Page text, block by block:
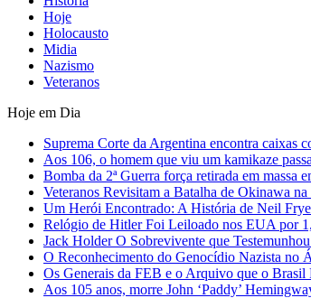
Hoje
Holocausto
Midia
Nazismo
Veteranos
Hoje em Dia
Suprema Corte da Argentina encontra caixas
Aos 106, o homem que viu um kamikaze
Bomba da 2ª Guerra força retirada em massa
Veteranos Revisitam a Batalha de Okinawa
Um Herói Encontrado: A História de Neil
Relógio de Hitler Foi Leiloado nos EUA por
Jack Holder O Sobrevivente que
O Reconhecimento do Genocídio Nazista no
Os Generais da FEB e o Arquivo que o Brasil
Aos 105 anos, morre John ‘Paddy’